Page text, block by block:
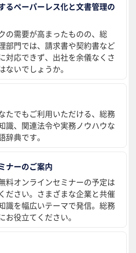
るペーパーレス化と文書管理の
の需要が高まったものの、総
部門では、請求書や契約書など
対応できず、出社を余儀なくさ
ないでしょうか。
たでもご利用いただける、総務
識、関連法令や実務ノウハウな
辞典です。
ナーのご案内
料オンラインセミナーの予定は
ださい。さまざまな企業と共催
識を幅広いテーマで発信。総務
お役立てください。